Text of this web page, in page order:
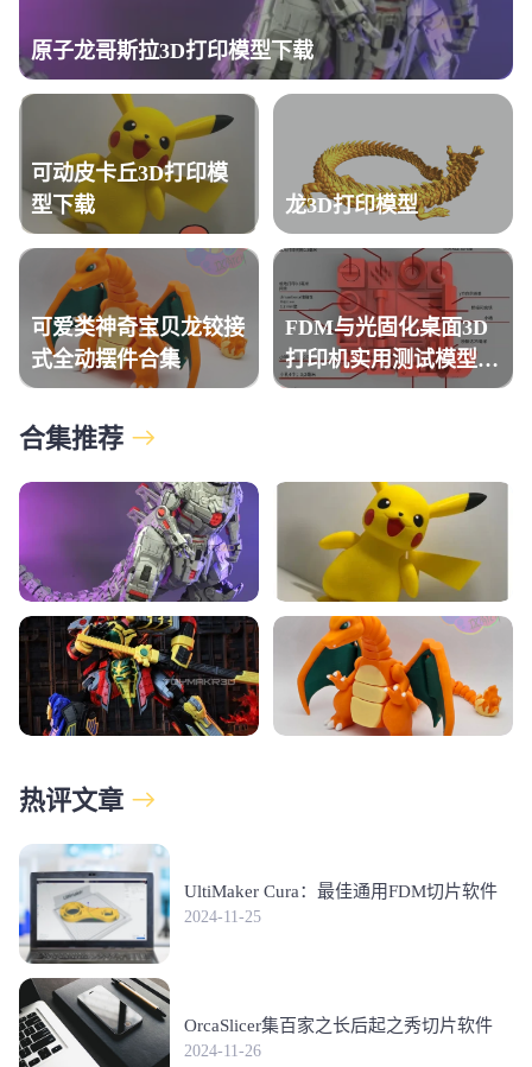
原子龙哥斯拉3D打印模型下载
可动皮卡丘3D打印模
型下载
龙3D打印模型
可爱类神奇宝贝龙铰接
式全动摆件合集
FDM与光固化桌面3D
打印机实用测试模型合
计
合集推荐
热评文章
UltiMaker Cura：最佳通用FDM切片软件
2024-11-25
OrcaSlicer集百家之长后起之秀切片软件
2024-11-26